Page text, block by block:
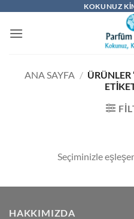
KOKUNUZ
ANA SAYFA / ÜRÜNLER
Seçiminizle
HAKKIMIZDA